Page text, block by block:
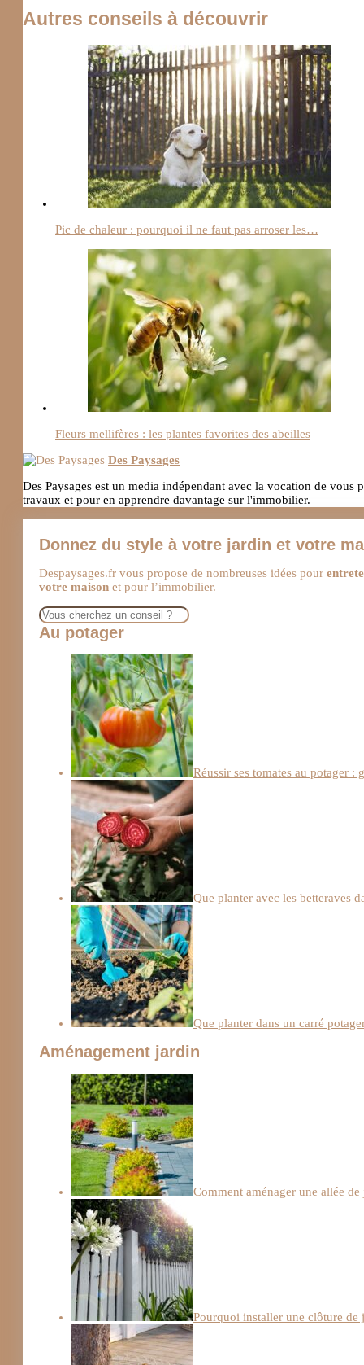
Autres conseils à découvrir
Pic de chaleur : pourquoi il ne faut pas arroser les…
Fleurs mellifères : les plantes favorites des abeilles
Des Paysages
Des Paysages est un media indépendant avec la vocation de
travaux et pour en apprendre davantage sur l'immobilier.
Donnez du style à votre jardin et votre
Despaysages.fr vous propose de nombreuses idées pour
votre maison et pour l’immobilier.
Rechercher
Au potager
Réussir ses tomates au potager :
Que planter avec les betteraves
Que planter dans un carré
Aménagement jardin
Comment aménager une allée de
Pourquoi installer une clôture de